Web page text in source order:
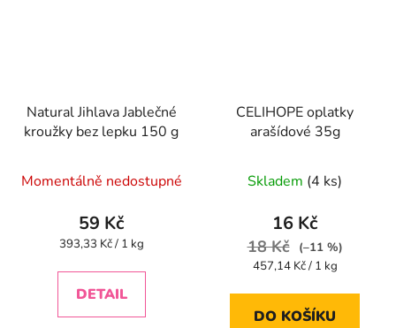
Natural Jihlava Jablečné
kroužky bez lepku 150 g
hodnocení
produktu
je
z
Momentálně nedostupné
59 Kč
Měrná
393,33 Kč / 1 kg
DETAIL
CELIHOPE oplatky
arašídové 35g
hodnocení
produktu
je
5,0
5
Skladem (4 ks)
16 Kč
18 Kč
(–11 %)
Měrná
457,14 Kč / 1 kg
DO KOŠÍKU